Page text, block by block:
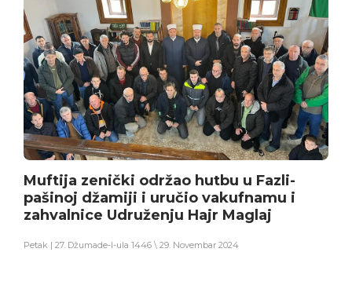
Muftija zenički održao hutbu u Fazli-
pašinoj džamiji i uručio vakufnamu i
zahvalnice Udruženju Hajr Maglaj
Petak | 27. Džumade-l-ula 1446 \ 29. Novembar 2024